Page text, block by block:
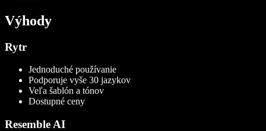
Výhody
Rytr
Jednoduché používanie
Podporuje vyše 30 jazykov
Veľa šablón a tónov
Dostupné ceny
Resemble AI